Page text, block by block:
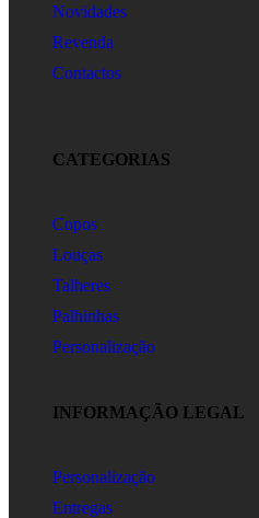
Novidades
Revenda
Contactos
CATEGORIAS
Copos
Louças
Talheres
Palhinhas
Personalização
INFORMAÇÃO LEGAL
Personalização
Entregas